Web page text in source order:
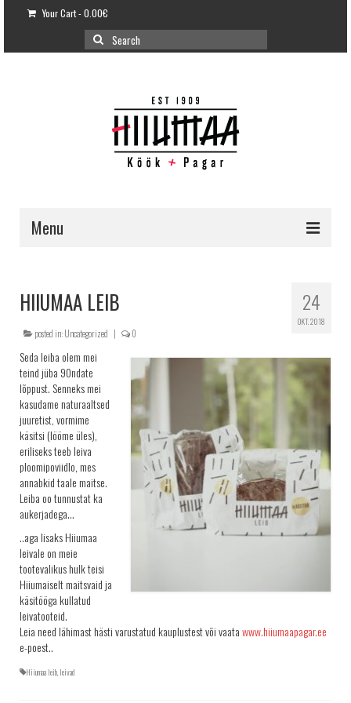
Your Cart-0.00€
Search
for:
Menu
KLIENDITUGI
KRINGLID
SAIAD
PEOLAUA TOOTED
LEIVAD
SUUPISTED
TORDID
KOOGID
SALATID
Šašlõkid
KONTAKT
AJALUGU
MÜÜGIKOHAD
24
OKT. 2018
HIIUMAA LEIB
posted in:Uncategorized | 0
Seda leiba olem mei
teind jüba 90ndate
lõppust. Senneks mei
kasudame naturaaltsed
juuretist, vormime
käsitsi (lööme üles),
eriliseks teeb leiva
ploomipoviidlo, mes
annabkid taale maitse.
Leiba oo tunnustat ka
aukerjadega…
..aga lisaks Hiiumaa
leivale on meie
tootevalikus hulk teisi
Hiiumaiselt maitsvaid ja
käsitööga kullatud
leivatooteid.
Leia need lähimast hästi varustatud kauplustest või vaatawww.hiiumaapagar.ee
e-poest..
Hiiumaa leib, leivad